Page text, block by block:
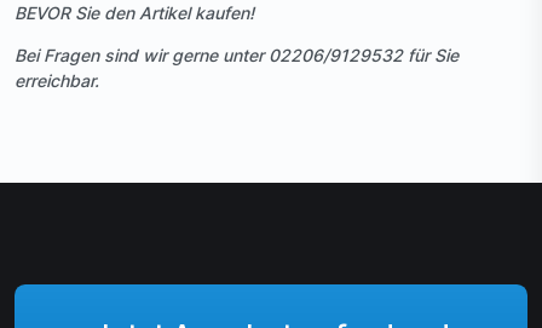
BEVOR Sie den Artikel kaufen!
Bei Fragen sind wir gerne unter 02206/9129532 für Sie
erreichbar.